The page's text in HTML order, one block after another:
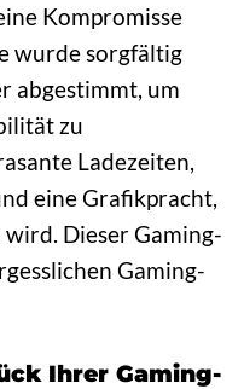
Kompromisse
wurde sorgfältig
abgestimmt, um
zu
Ladezeiten,
eine Grafikpracht,
Dieser Gaming-
Gaming-
Ihrer Gaming-